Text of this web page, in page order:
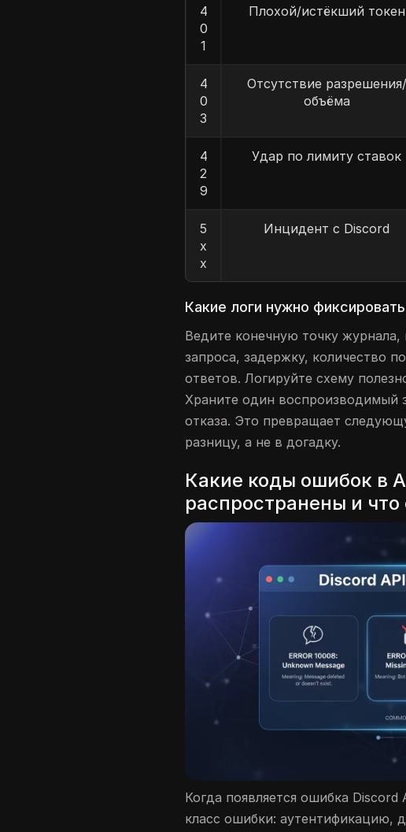
4
0
1
Плохой/истёкший токен
4
0
3
Отсутствие разрешения/
объёма
4
2
9
Удар по лимиту ставок
5
x
x
Инцидент с Discord
Какие логи нужно
Ведите конечную точку
запроса, задержку, количество
ответов. Логируйте схему
Храните один воспроизводимый
отказа. Это превращает
разницу, а не в догадку.
Какие коды ошибок в
распространены и
Когда появляется ошибка
класс ошибки: аутентификацию,